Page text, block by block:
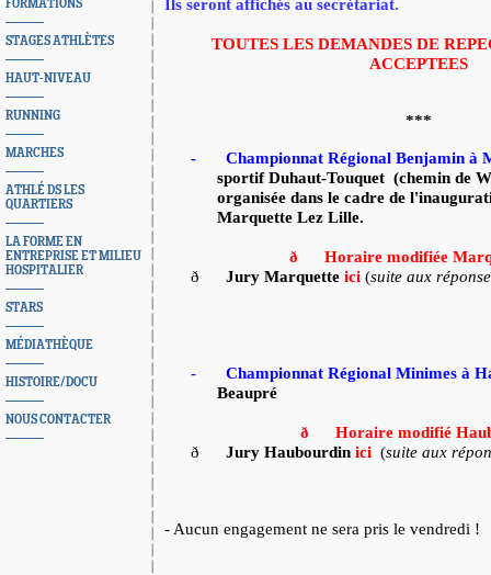
FORMATIONS
STAGES ATHLÈTES
HAUT-NIVEAU
RUNNING
MARCHES
ATHLÉ DS LES
QUARTIERS
LA FORME EN
ENTREPRISE ET MILIEU
HOSPITALIER
STARS
MÉDIATHÈQUE
HISTOIRE/DOCU
NOUS CONTACTER
Ils seront affichés au secrétariat.
TOUTES LES DEMANDES DE
ACCEPTEES
***
-
Championnat Régional Benjamin à
sportif Duhaut-Touquet (chemin de
organisée dans le cadre de
Marquette Lez Lille.
ð
Horaire modifiée
ð
Jury Marquette ici (suite aux
-
Championnat Régional Minimes à
Beaupré
ð
Horaire modifié
ð
Jury Haubourdin ici (suite aux
- Aucun engagement ne sera pris le vendredi !